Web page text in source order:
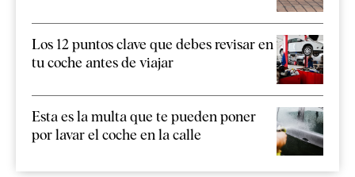
Los 12 puntos clave que debes revisar en
tu coche antes de viajar
Esta es la multa que te pueden poner
por lavar el coche en la calle